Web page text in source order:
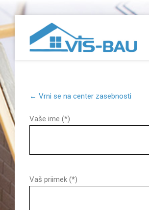
← Vrni se na center zasebnosti
Vaše ime (*)
Vaš priimek (*)